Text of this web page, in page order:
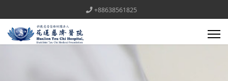
+88638561825